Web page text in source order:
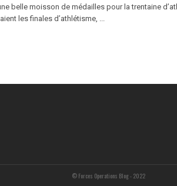
belle moisson de médailles pour la trentaine
les finales d’athlétisme, ...
© Forces Operations Blog - 2022